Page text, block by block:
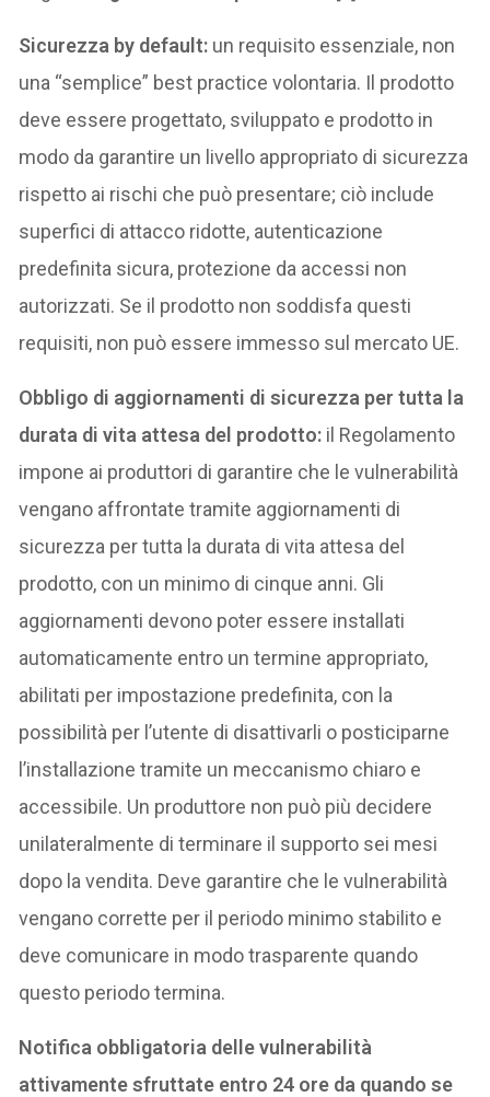
Sicurezza by default: un requisito essenziale, non
una “semplice” best practice volontaria. Il prodotto
deve essere progettato, sviluppato e prodotto in
modo da garantire un livello appropriato di sicurezza
rispetto ai rischi che può presentare; ciò include
superfici di attacco ridotte, autenticazione
predefinita sicura, protezione da accessi non
autorizzati. Se il prodotto non soddisfa questi
requisiti, non può essere immesso sul mercato UE.
Obbligo di aggiornamenti di sicurezza per tutta la
durata di vita attesa del prodotto: il Regolamento
impone ai produttori di garantire che le vulnerabilità
vengano affrontate tramite aggiornamenti di
sicurezza per tutta la durata di vita attesa del
prodotto, con un minimo di cinque anni. Gli
aggiornamenti devono poter essere installati
automaticamente entro un termine appropriato,
abilitati per impostazione predefinita, con la
possibilità per l’utente di disattivarli o posticiparne
l’installazione tramite un meccanismo chiaro e
accessibile. Un produttore non può più decidere
unilateralmente di terminare il supporto sei mesi
dopo la vendita. Deve garantire che le vulnerabilità
vengano corrette per il periodo minimo stabilito e
deve comunicare in modo trasparente quando
questo periodo termina.
Notifica obbligatoria delle vulnerabilità
attivamente sfruttate entro 24 ore da quando se